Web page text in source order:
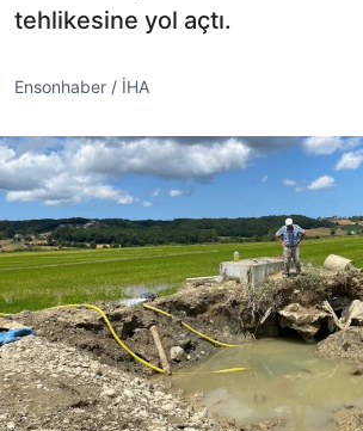
tehlikesine yol açtı.
Ensonhaber / İHA